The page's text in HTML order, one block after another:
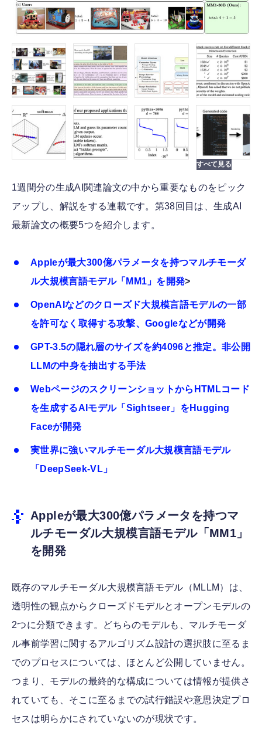
1週間分の生成AI関連論文の中から重要なものをピック
アップし、解説をする連載です。第38回目は、生成AI
最新論文の概要5つを紹介します。
Appleが最大300億パラメータを持つマルチモーダ
ル大規模言語モデル「MM1」を開発>
OpenAIなどのクローズド大規模言語モデルの一部
を許可なく取得する攻撃、Googleなどが開発
GPT-3.5の隠れ層のサイズを約4096と推定。非公開
LLMの中身を抽出する手法
WebページのスクリーンショットからHTMLコード
を生成するAIモデル「Sightseer」をHugging
Faceが開発
実世界に強いマルチモーダル大規模言語モデル
「DeepSeek-VL」
Appleが最大300億パラメータを持つマ
ルチモーダル大規模言語モデル「MM1」
を開発
既存のマルチモーダル大規模言語モデル（MLLM）は、
透明性の観点からクローズドモデルとオープンモデルの
2つに分類できます。どちらのモデルも、マルチモーダ
ル事前学習に関するアルゴリズム設計の選択肢に至るま
でのプロセスについては、ほとんど公開していません。
つまり、モデルの最終的な構成については情報が提供さ
れていても、そこに至るまでの試行錯誤や意思決定プロ
セスは明らかにされていないのが現状です。